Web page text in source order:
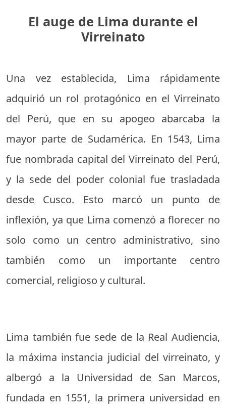
El auge de Lima durante el
Virreinato
Una vez establecida, Lima rápidamente
adquirió un rol protagónico en el Virreinato
del Perú, que en su apogeo abarcaba la
mayor parte de Sudamérica. En 1543, Lima
fue nombrada capital del Virreinato del Perú,
y la sede del poder colonial fue trasladada
desde Cusco. Esto marcó un punto de
inflexión, ya que Lima comenzó a florecer no
solo como un centro administrativo, sino
también como un importante centro
comercial, religioso y cultural.
Lima también fue sede de la Real Audiencia,
la máxima instancia judicial del virreinato, y
albergó a la Universidad de San Marcos,
fundada en 1551, la primera universidad en